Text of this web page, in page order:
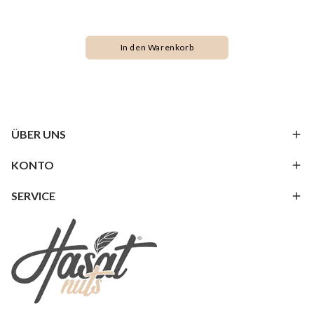
In den Warenkorb
ÜBER UNS
KONTO
SERVICE